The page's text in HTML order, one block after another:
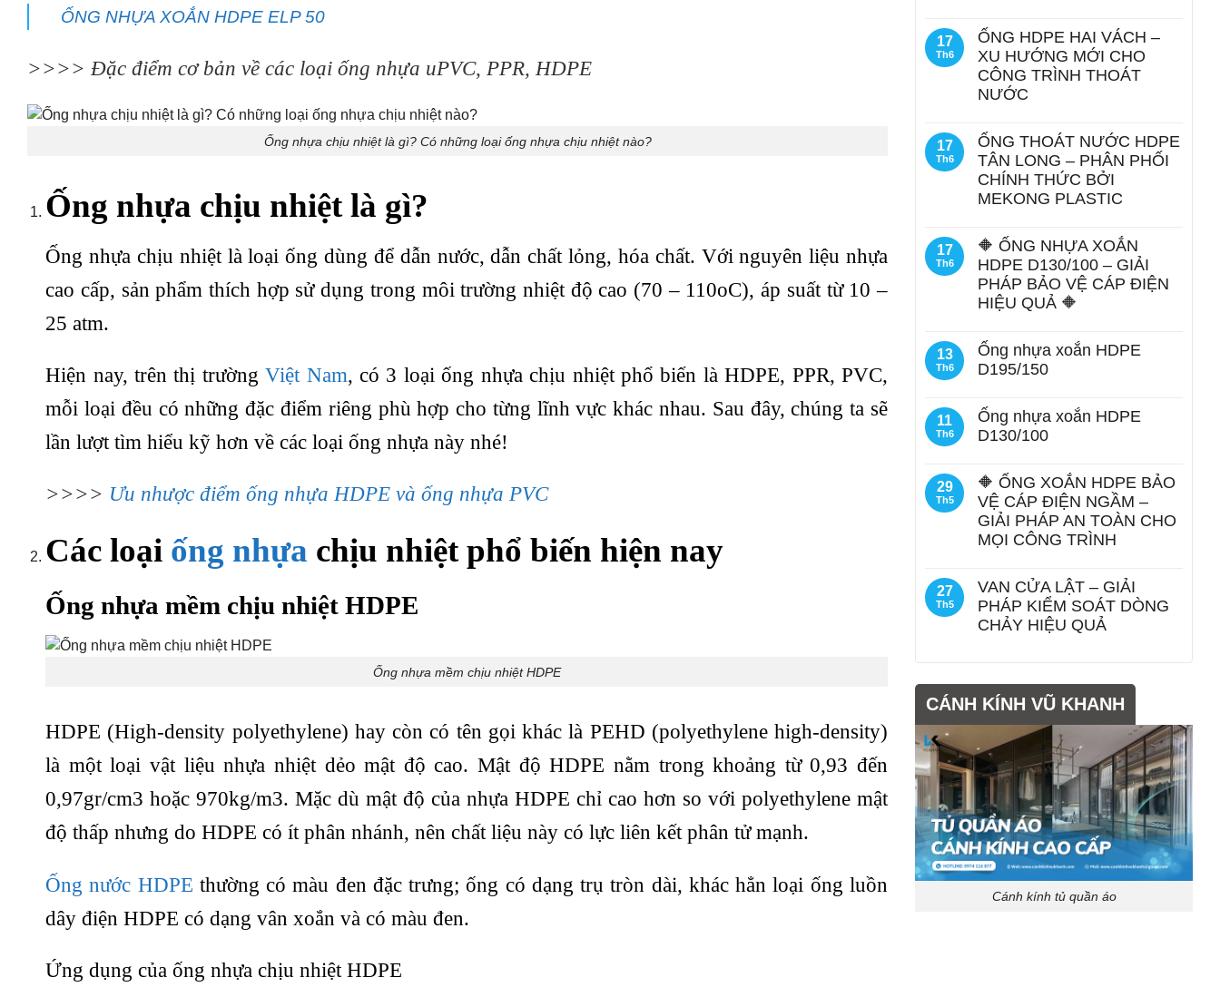
ỐNG NHỰA XOẮN HDPE ELP 50
>>>> Đặc điểm cơ bản về các loại ống nhựa uPVC, PPR, HDPE
Ống nhựa chịu nhiệt là gì? Có những loại ống nhựa chịu nhiệt nào?
Ống nhựa chịu nhiệt là gì?
Ống nhựa chịu nhiệt là loại ống dùng để dẫn nước, dẫn chất lỏng, hóa chất. Với nguyên liệu nhựa
cao cấp, sản phẩm thích hợp sử dụng trong môi trường nhiệt độ cao (70 – 110oC), áp suất từ 10 –
25 atm.
Hiện nay, trên thị trường Việt Nam, có 3 loại ống nhựa chịu nhiệt phổ biến là HDPE, PPR, PVC,
mỗi loại đều có những đặc điểm riêng phù hợp cho từng lĩnh vực khác nhau. Sau đây, chúng ta sẽ
lần lượt tìm hiểu kỹ hơn về các loại ống nhựa này nhé!
>>>> Ưu nhược điểm ống nhựa HDPE và ống nhựa PVC
Các loại ống nhựa chịu nhiệt phổ biến hiện nay
Ống nhựa mềm chịu nhiệt HDPE
Ống nhựa mềm chịu nhiệt HDPE
HDPE (High-density polyethylene) hay còn có tên gọi khác là PEHD (polyethylene high-density)
là một loại vật liệu nhựa nhiệt dẻo mật độ cao. Mật độ HDPE nằm trong khoảng từ 0,93 đến
0,97gr/cm3 hoặc 970kg/m3. Mặc dù mật độ của nhựa HDPE chỉ cao hơn so với polyethylene mật
độ thấp nhưng do HDPE có ít phân nhánh, nên chất liệu này có lực liên kết phân tử mạnh.
Ống nước HDPE thường có màu đen đặc trưng; ống có dạng trụ tròn dài, khác hẳn loại ống luồn
dây điện HDPE có dạng vân xoắn và có màu đen.
Ứng dụng của ống nhựa chịu nhiệt HDPE
17
Th6
ỐNG HDPE HAI VÁCH –
XU HƯỚNG MỚI CHO
CÔNG TRÌNH THOÁT
NƯỚC
17
Th6
ỐNG THOÁT NƯỚC HDPE
TÂN LONG – PHÂN PHỐI
CHÍNH THỨC BỞI
MEKONG PLASTIC
17
Th6
🔶 ỐNG NHỰA XOẮN
HDPE D130/100 – GIẢI
PHÁP BẢO VỆ CÁP ĐIỆN
HIỆU QUẢ 🔶
13
Th6
Ống nhựa xoắn HDPE
D195/150
11
Th6
Ống nhựa xoắn HDPE
D130/100
29
Th5
🔶 ỐNG XOẮN HDPE BẢO
VỆ CÁP ĐIỆN NGẦM –
GIẢI PHÁP AN TOÀN CHO
MỌI CÔNG TRÌNH
27
Th5
VAN CỬA LẬT – GIẢI
PHÁP KIỂM SOÁT DÒNG
CHẢY HIỆU QUẢ
CÁNH KÍNH VŨ KHANH
Cánh kính tủ quần áo